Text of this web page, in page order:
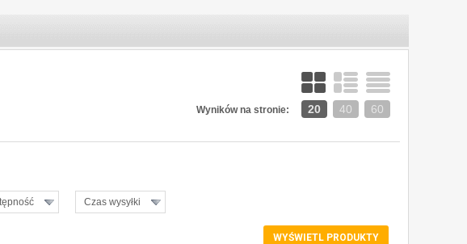
Wyników na stronie: 20 40 60
Czas wysyłki